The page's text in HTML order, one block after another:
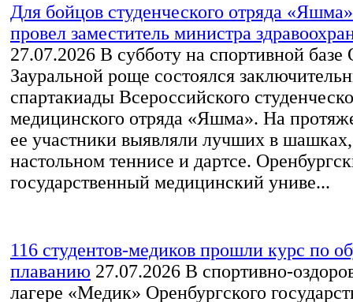
Для бойцов студенческого отряда
провел заместитель министра
27.07.2026 В субботу на спортивной
Зауральной роще состоялся
спартакиады Всероссийского
медицинского отряда «Яшма». На
ее участники выявляли лучших в
настольном теннисе и дартсе.
государственный медицинский униве...
116 студентов-медиков прошли курс по
плаванию 27.07.2026 В спортивно-
лагере «Медик» Оренбургского